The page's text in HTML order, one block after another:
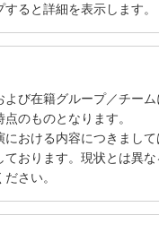
ると詳細を表示します。
び在籍グループ／チーム
のものとなります。
おける内容につきまして
ております。現状とは異な
さい。